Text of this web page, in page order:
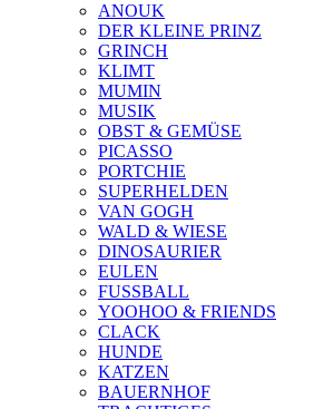
ANOUK
DER KLEINE PRINZ
GRINCH
KLIMT
MUMIN
MUSIK
OBST & GEMÜSE
PICASSO
PORTCHIE
SUPERHELDEN
VAN GOGH
WALD & WIESE
DINOSAURIER
EULEN
FUSSBALL
YOOHOO & FRIENDS
CLACK
HUNDE
KATZEN
BAUERNHOF